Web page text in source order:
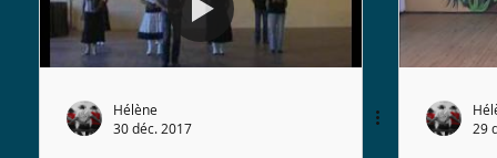
Hélène
30 déc. 2017
29